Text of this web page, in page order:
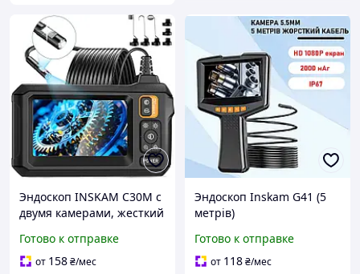
Эндоскоп INSKAM C30M с
двумя камерами, жесткий
Готово к отправке
от 158₴/мес
Эндоскоп Inskam G41 (5
метрів)
Готово к отправке
от 118₴/мес